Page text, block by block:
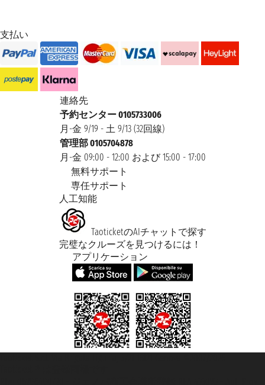
支払い
連絡先
予約センター 0105733006
月-金 9/19 - 土 9/13 (32回線)
管理部 0105704878
月-金 09:00 - 12:00 および 15:00 - 17:00
無料サポート
専任サポート
人工知能
TaoticketのAIチャットで探す
完璧なクルーズを見つけるには！
アプリケーション